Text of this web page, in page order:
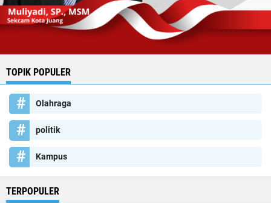
TOPIK POPULER
Olahraga
politik
Kampus
TERPOPULER